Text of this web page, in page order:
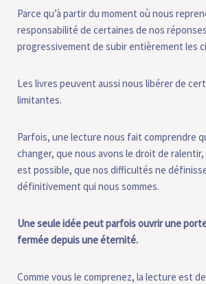
Parce qu’à partir du moment où nous
responsabilité de certaines de nos
progressivement de subir entièrement les
Les livres peuvent aussi nous libérer de
limitantes.
Parfois, une lecture nous fait comprendre
changer, que nous avons le droit de ralentir,
est possible, que nos difficultés ne
définitivement qui nous sommes.
Une seule idée peut parfois ouvrir une
fermée depuis une éternité.
Comme vous le comprenez, la lecture est